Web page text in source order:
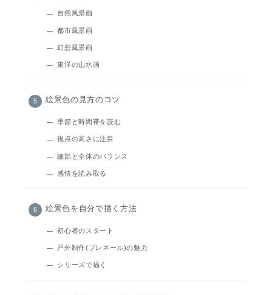
自然風景画
都市風景画
幻想風景画
東洋の山水画
絵景色の見方のコツ
季節と時間帯を読む
視点の高さに注目
細部と全体のバランス
感情を読み取る
絵景色を自分で描く方法
初心者のスタート
戸外制作(プレネール)の魅力
シリーズで描く